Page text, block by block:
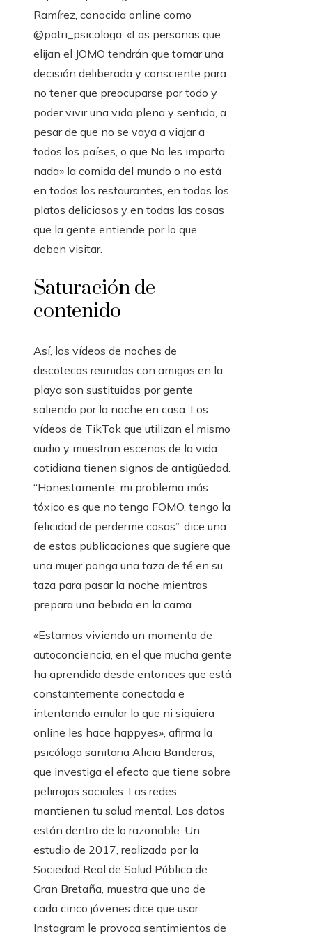
Ramírez, conocida online como
@patri_psicologa. «Las personas que
elijan el JOMO tendrán que tomar una
decisión deliberada y consciente para
no tener que preocuparse por todo y
poder vivir una vida plena y sentida, a
pesar de que no se vaya a viajar a
todos los países, o que No les importa
nada» la comida del mundo o no está
en todos los restaurantes, en todos los
platos deliciosos y en todas las cosas
que la gente entiende por lo que
deben visitar.
Saturación de
contenido
Así, los vídeos de noches de
discotecas reunidos con amigos en la
playa son sustituidos por gente
saliendo por la noche en casa. Los
vídeos de TikTok que utilizan el mismo
audio y muestran escenas de la vida
cotidiana tienen signos de antigüedad.
“Honestamente, mi problema más
tóxico es que no tengo FOMO, tengo la
felicidad de perderme cosas”, dice una
de estas publicaciones que sugiere que
una mujer ponga una taza de té en su
taza para pasar la noche mientras
prepara una bebida en la cama . .
«Estamos viviendo un momento de
autoconciencia, en el que mucha gente
ha aprendido desde entonces que está
constantemente conectada e
intentando emular lo que ni siquiera
online les hace happyes», afirma la
psicóloga sanitaria Alicia Banderas,
que investiga el efecto que tiene sobre
pelirrojas sociales. Las redes
mantienen tu salud mental. Los datos
están dentro de lo razonable. Un
estudio de 2017, realizado por la
Sociedad Real de Salud Pública de
Gran Bretaña, muestra que uno de
cada cinco jóvenes dice que usar
Instagram le provoca sentimientos de